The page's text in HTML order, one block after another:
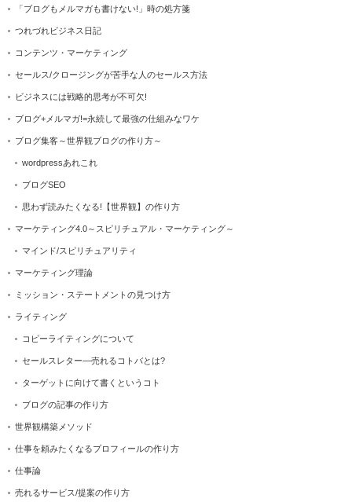
「ブログもメルマガも書けない!」時の処方箋
つれづれビジネス日記
コンテンツ・マーケティング
セールス/クロージングが苦手な人のセールス方法
ビジネスには戦略的思考が不可欠!
ブログ+メルマガ!=永続して最強の仕組みなワケ
ブログ集客～世界観ブログの作り方～
wordpressあれこれ
ブログSEO
思わず読みたくなる!【世界観】の作り方
マーケティング4.0～スピリチュアル・マーケティング～
マインド/スピリチュアリティ
マーケティング理論
ミッション・ステートメントの見つけ方
ライティング
コピーライティングについて
セールスレター―売れるコトバとは?
ターゲットに向けて書くというコト
ブログの記事の作り方
世界観構築メソッド
仕事を頼みたくなるプロフィールの作り方
仕事論
売れるサービス/提案の作り方